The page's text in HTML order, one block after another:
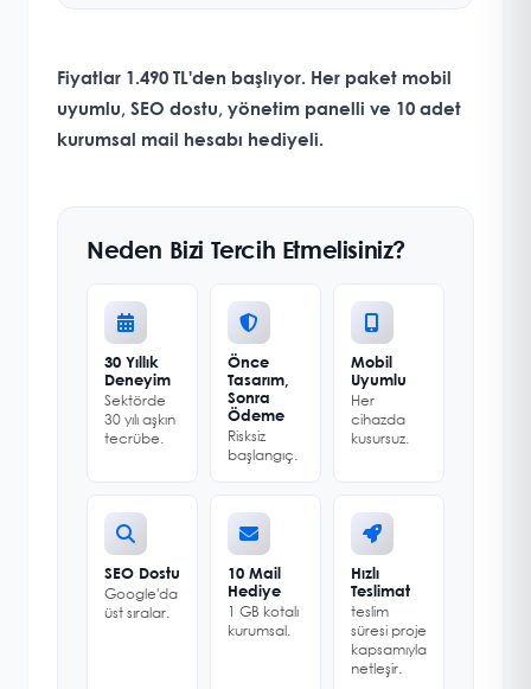
Fiyatlar 1.490 TL'den başlıyor. Her paket mobil
uyumlu, SEO dostu, yönetim panelli ve 10 adet
kurumsal mail hesabı hediyeli.
Neden Bizi Tercih Etmelisiniz?
30 Yıllık
Deneyim
Sektörde
30 yılı aşkın
tecrübe.
Önce
Tasarım,
Sonra
Ödeme
Risksiz
başlangıç.
Mobil
Uyumlu
Her
cihazda
kusursuz.
SEO Dostu
Google'da
üst sıralar.
10 Mail
Hediye
1 GB kotalı
kurumsal.
Hızlı
Teslimat
teslim
süresi proje
kapsamıyla
netleşir.